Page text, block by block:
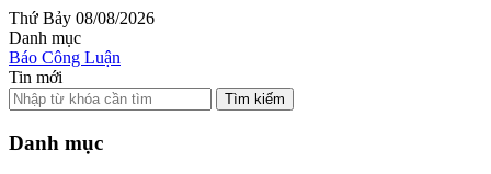
Thứ Bảy 08/08/2026
Danh mục
Báo Công Luận
Tin mới
Tìm kiếm
Danh mục